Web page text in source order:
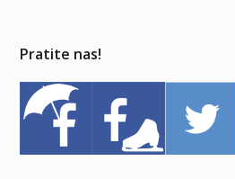
Pratite nas!